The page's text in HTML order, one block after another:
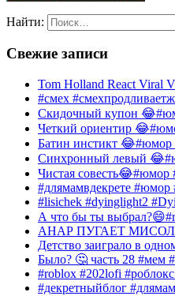
Найти:
Свежие записи
Tom Holland React Viral
#смех
Скидочный купон
Четкий ориентир
Батин инстикт 😂#юмор
Синхронный левый
Чистая совесть😂#юмор
#длямамвдекрете #юмор
#lisichek #dyinglight2
А что бы ты
АНАР ПУГАЕТ МИСОЛО
Детство заиграло в
Было? 🤔 часть 28 #мем
#roblox #202lofi
#декретныйблог